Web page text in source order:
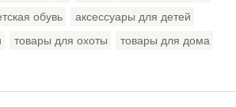
обувь
аксессуары для детей
товары для охоты
товары для дома